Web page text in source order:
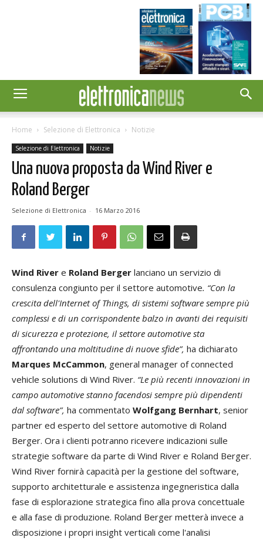
Home Selezione di Elettronica Notizie
Selezione di Elettronica Notizie
Una nuova proposta da Wind River e
Roland Berger
Selezione di Elettronica - 16 Marzo 2016
Wind River e Roland Berger lanciano un servizio di
consulenza congiunto per il settore automotive. “Con la
crescita dell'Internet of Things, di sistemi software sempre più
complessi e di un corrispondente balzo in avanti dei requisiti
di sicurezza e protezione, il settore automotive sta
affrontando una moltitudine di nuove sfide”, ha dichiarato
Marques McCammon, general manager of connected
vehicle solutions di Wind River. “Le più recenti innovazioni in
campo automotive stanno facendosi sempre più dipendenti
dal software”, ha commentato Wolfgang Bernhart, senior
partner ed esperto del settore automotive di Roland
Berger. Ora i clienti potranno ricevere indicazioni sulle
strategie software da parte di Wind River e Roland Berger.
Wind River fornirà capacità per la gestione del software,
supporto architetturale e assistenza ingegneristica dalla
fase di esplorazione strategica fino alla prova concettuale
e alla fase di produzione. Roland Berger metterà invece a
disposizione i propri insight verticali come l'analisi